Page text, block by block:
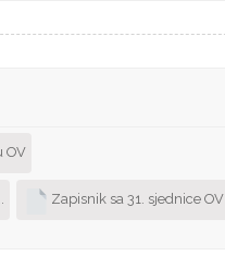
OV
Zapisnik sa 31. sjednice OV